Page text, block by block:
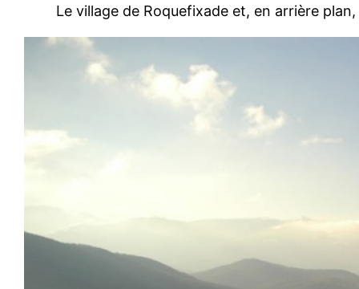
Le village de Roquefixade et, en arrière